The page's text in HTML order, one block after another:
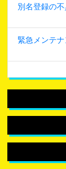
別名登録の